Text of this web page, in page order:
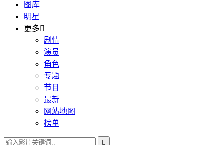
图库
明星
更多
剧情
演员
角色
专题
节目
最新
网站地图
榜单
